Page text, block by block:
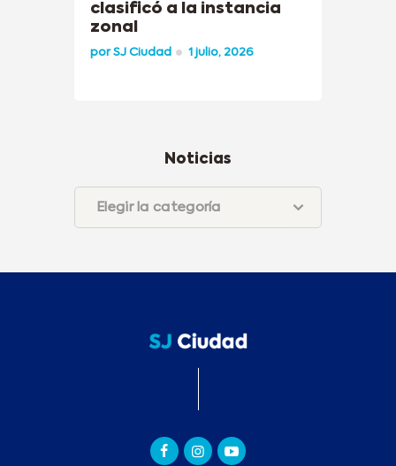
clasificó a la instancia
zonal
porSJ Ciudad 1 julio, 2026
Noticias